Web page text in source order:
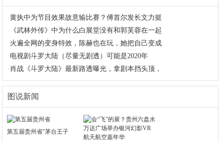
·黄执中为节目效果故意输比赛？傅首尔发长文力挺
·
《武林外传》中为什么白展堂没有和郭芙蓉在一起
· 火遍全网的变身特效，陈赫也在玩，她把自己变成
· 电视剧斗罗大陆（尽量无剧透）可能是2020年
· 肖战《斗罗大陆》最新路透曝光，拿剧本挡头顶，
图说新闻
第五届贵州省"茅台王子